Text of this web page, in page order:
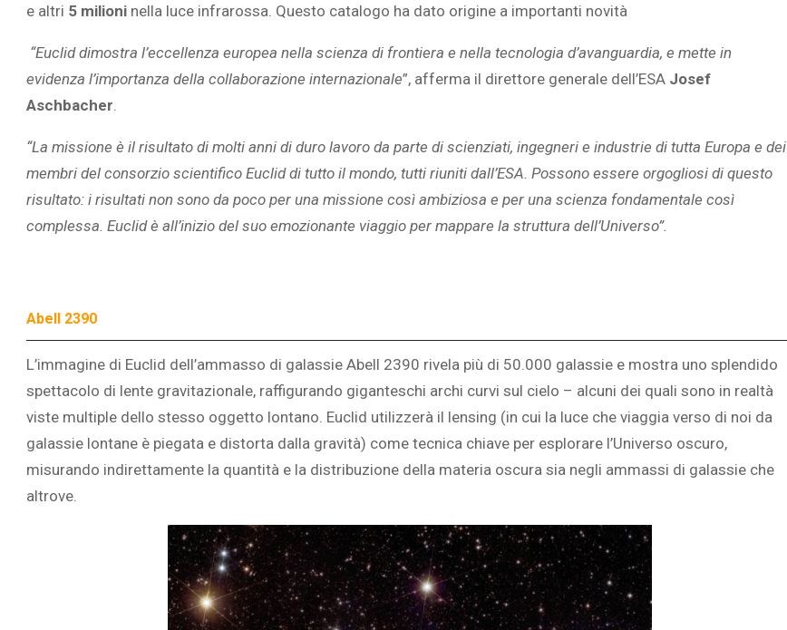
e altri 5 milioni nella luce infrarossa. Questo catalogo ha dato origine a importanti novità
“Euclid dimostra l’eccellenza europea nella scienza di frontiera e nella tecnologia d’avanguardia, e mette in
evidenza l’importanza della collaborazione internazionale”, afferma il direttore generale dell’ESA Josef
Aschbacher.
“La missione è il risultato di molti anni di duro lavoro da parte di scienziati, ingegneri e industrie di tutta Europa e dei
membri del consorzio scientifico Euclid di tutto il mondo, tutti riuniti dall’ESA. Possono essere orgogliosi di questo
risultato: i risultati non sono da poco per una missione così ambiziosa e per una scienza fondamentale così
complessa. Euclid è all’inizio del suo emozionante viaggio per mappare la struttura dell’Universo”.
Abell 2390
L’immagine di Euclid dell’ammasso di galassie Abell 2390 rivela più di 50.000 galassie e mostra uno splendido
spettacolo di lente gravitazionale, raffigurando giganteschi archi curvi sul cielo – alcuni dei quali sono in realtà
viste multiple dello stesso oggetto lontano. Euclid utilizzerà il lensing (in cui la luce che viaggia verso di noi da
galassie lontane è piegata e distorta dalla gravità) come tecnica chiave per esplorare l’Universo oscuro,
misurando indirettamente la quantità e la distribuzione della materia oscura sia negli ammassi di galassie che
altrove.